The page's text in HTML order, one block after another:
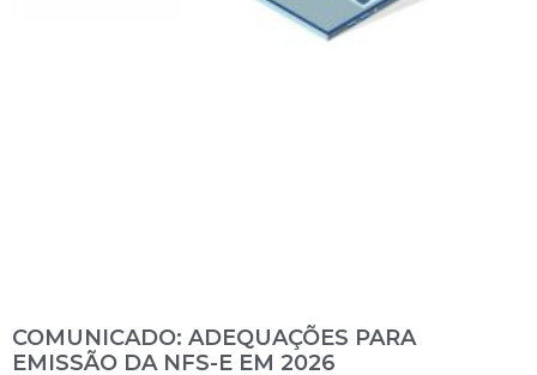
COMUNICADO: ADEQUAÇÕES PARA
EMISSÃO DA NFS-E EM 2026